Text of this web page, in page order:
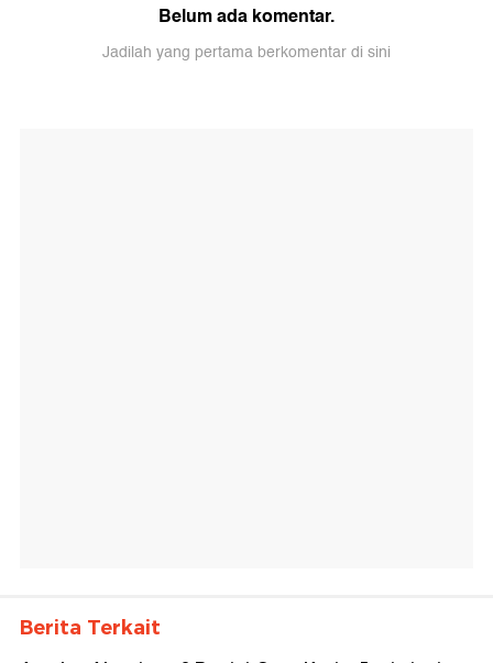
Belum ada komentar.
Jadilah yang pertama berkomentar di sini
Berita Terkait